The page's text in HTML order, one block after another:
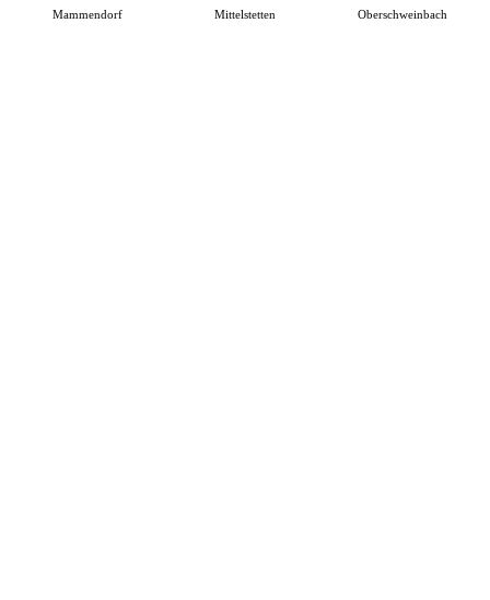
Mammendorf Mittelstetten Oberschweinbach